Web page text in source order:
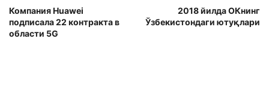
Компания Huawei
подписала 22 контракта в
области 5G
2018 йилда ОКнинг
Ўзбекистондаги ютуқлари